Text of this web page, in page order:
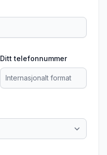
Ditt telefonnummer